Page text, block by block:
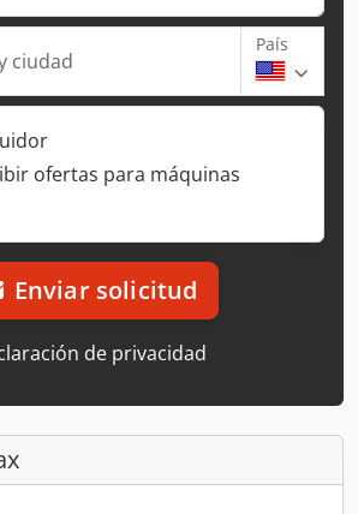
ciudad
País
ofertas para máquinas
Enviar solicitud
de privacidad